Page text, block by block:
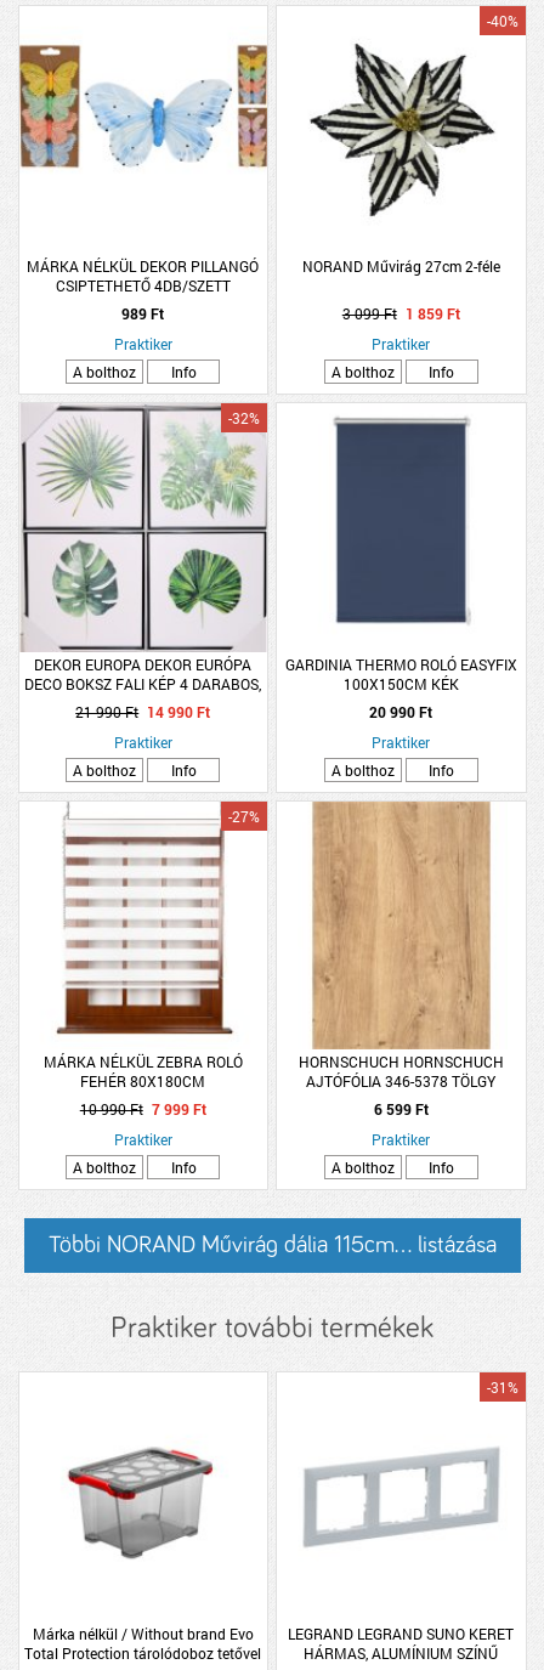
MÁRKA NÉLKÜL DEKOR PILLANGÓ
CSIPTETHETŐ 4DB/SZETT
10,5X1,5X6CM 4-FÉLE SZÍNBEN
989 Ft
Praktiker
A bolthoz
Info
NORAND Művirág 27cm 2-féle
-40%
3 099 Ft 1 859 Ft
Praktiker
A bolthoz
Info
DEKOR EUROPA DEKOR EURÓPA
DECO BOKSZ FALI KÉP 4 DARABOS,
30X30CM/DARAB, TÖBBFÉLE
MINTA
-32%
21 990 Ft 14 990 Ft
Praktiker
A bolthoz
Info
GARDINIA THERMO ROLÓ EASYFIX
100X150CM KÉK
20 990 Ft
Praktiker
A bolthoz
Info
MÁRKA NÉLKÜL ZEBRA ROLÓ
FEHÉR 80X180CM
-27%
10 990 Ft 7 999 Ft
Praktiker
A bolthoz
Info
HORNSCHUCH HORNSCHUCH
AJTÓFÓLIA 346-5378 TÖLGY
MINTÁS 0,9X2,1M
6 599 Ft
Praktiker
A bolthoz
Info
Többi NORAND Művirág dália 115cm... listázása
Praktiker további termékek
Márka nélkül / Without brand Evo
Total Protection tárolódoboz tetővel
LEGRAND LEGRAND SUNO KERET
HÁRMAS, ALUMÍNIUM SZÍNŰ
-31%